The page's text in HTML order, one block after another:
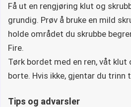
Få ut en rengjøring klut og
grundig. Prøv å bruke en mild
holde området du skrubbe
Fire.
Tørk bordet med en ren, våt klut
borte. Hvis ikke, gjentar du trinn
Tips og advarsler